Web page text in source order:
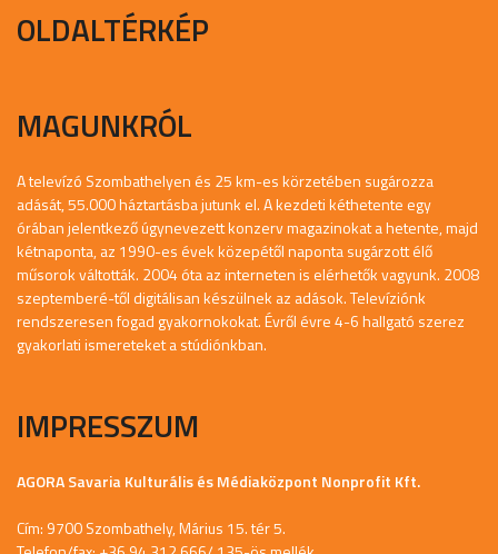
OLDALTÉRKÉP
MAGUNKRÓL
A televízó Szombathelyen és 25 km-es körzetében sugározza
adását, 55.000 háztartásba jutunk el. A kezdeti kéthetente egy
órában jelentkező úgynevezett konzerv magazinokat a hetente, majd
kétnaponta, az 1990-es évek közepétől naponta sugárzott élő
műsorok váltották. 2004 óta az interneten is elérhetők vagyunk. 2008
szeptemberé-től digitálisan készülnek az adások. Televíziónk
rendszeresen fogad gyakornokokat. Évről évre 4-6 hallgató szerez
gyakorlati ismereteket a stúdiónkban.
IMPRESSZUM
AGORA Savaria Kulturális és Médiaközpont Nonprofit Kft.
Cím: 9700 Szombathely, Márius 15. tér 5.